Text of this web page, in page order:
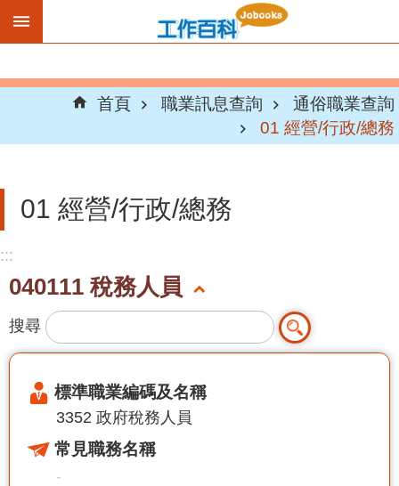
跳到主要內容區塊
首頁 職業訊息查詢
通俗職業查詢
01 經營/行政/總務
01 經營/行政/總務
:::
040111 稅務人員
搜尋
標準職業編碼及名稱
3352 政府稅務人員
常見職務名稱
-